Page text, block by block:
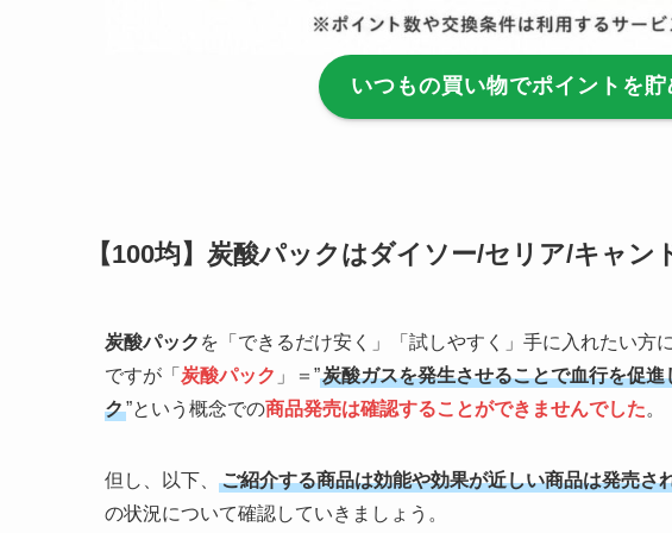
いつもの買い物でポイントを
【100均】炭酸パックはダイソー/セリア/キャン
炭酸パック を「できるだけ安く」「試しやすく」手に入れたい方
ですが「 炭酸パック 」＝”炭酸ガスを発生させることで血行を促
ク”という概念での商品発売は確認することができませんでした。
但し、以下、 ご紹介する商品は効能や効果が近しい商品は発売さ
の状況について確認していきましょう。